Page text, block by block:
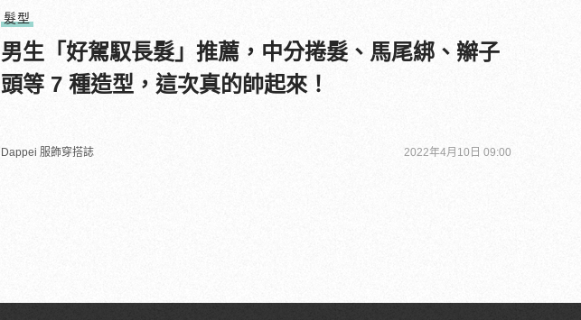
髮型
男生「好駕馭長髮」推薦，中分捲髮、馬尾綁、辮子
頭等 7 種造型，這次真的帥起來！
Dappei 服飾穿搭誌 2022年4月10日 09:00